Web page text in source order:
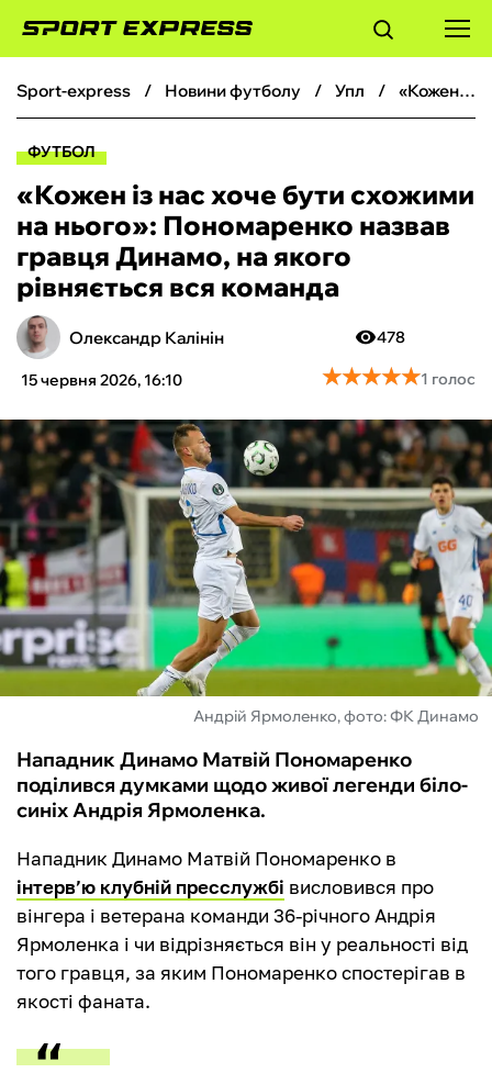
ФУТБОЛ
БОКС
ХОКЕЙ
ТЕНІС
КІБЕРСПОРТ
ЧС-2026
ФУТЗАЛ
ІНШІ
БУКМЕКЕРИ
sport-express новини футболу упл «Кожен із нас хоче бути схожими на нього»: Пономаренко назвав гравця Динамо, на якого рівняється вся команда
ФУТБОЛ
«Кожен із нас хоче бути схожими
на нього»: Пономаренко назвав
гравця Динамо, на якого
рівняється вся команда
Олександр Калінін
15 червня 2026, 16:10
478
★★★★★
★★★★★1 голос
Андрій Ярмоленко, фото: ФК Динамо
Нападник Динамо Матвій Пономаренко
поділився думками щодо живої легенди біло-
синіх Андрія Ярмоленка.
Нападник Динамо Матвій Пономаренко в
інтерв’ю клубній пресслужбі висловився про
вінгера і ветерана команди 36-річного Андрія
Ярмоленка і чи відрізняється він у реальності від
того гравця, за яким Пономаренко спостерігав в
якості фаната.